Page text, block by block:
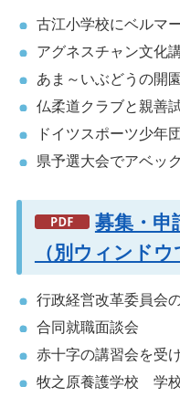
古江小学校にベルマ
アグネスチャン文化
あま～いぶどうの開
仏柔道クラブと親善
ドイツスポーツ少年
県予選大会でアベッ
募集・申
（別ウィンドウ
行政経営改革委員会
合同就職面談会
赤十字の講習会を受
牧之原養護学校 学